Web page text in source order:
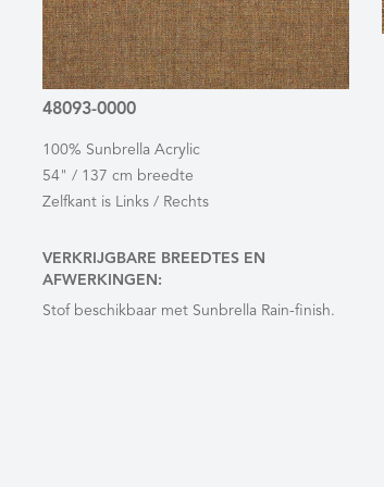
48093-0000
100% Sunbrella Acrylic
54" / 137 cm breedte
Zelfkant is Links / Rechts
VERKRIJGBARE BREEDTES EN
AFWERKINGEN:
Stof beschikbaar met Sunbrella Rain-finish.